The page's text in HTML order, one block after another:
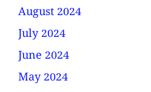
August 2024
July 2024
June 2024
May 2024